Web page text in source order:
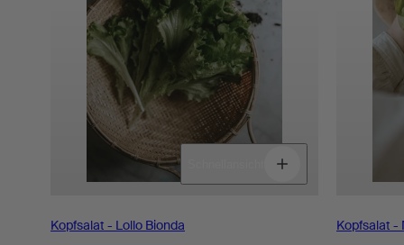
erhöhen
Kopfsalat - Lollo Bionda Kopfsalat -